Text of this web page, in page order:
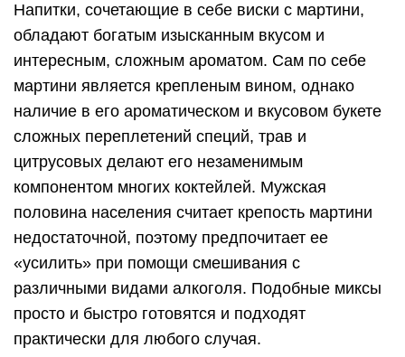
Напитки, сочетающие в себе виски с мартини,
обладают богатым изысканным вкусом и
интересным, сложным ароматом. Сам по себе
мартини является крепленым вином, однако
наличие в его ароматическом и вкусовом букете
сложных переплетений специй, трав и
цитрусовых делают его незаменимым
компонентом многих коктейлей. Мужская
половина населения считает крепость мартини
недостаточной, поэтому предпочитает ее
«усилить» при помощи смешивания с
различными видами алкоголя. Подобные миксы
просто и быстро готовятся и подходят
практически для любого случая.